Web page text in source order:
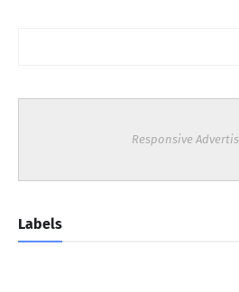
Responsive
Labels